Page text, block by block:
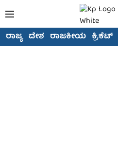
ರಾಜ್ಯ ದೇಶ ರಾಜಕೀಯ ಕ್ರಿಕೆಟ್